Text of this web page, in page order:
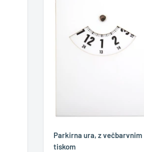
Parkirna ura, z večbarvnim
tiskom